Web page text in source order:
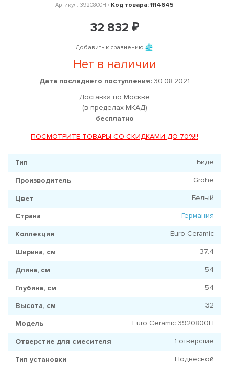
Артикул: 3920800H / Код товара: 1114645
32 832 ₽
Добавить к сравнению
Нет в наличии
Дата последнего поступления: 30.08.2021
Доставка по Москве
(в пределах МКАД)
бесплатно
ПОСМОТРИТЕ ТОВАРЫ СО СКИДКАМИ ДО 70%!!!
Тип Биде
Производитель Grohe
Цвет Белый
Страна Германия
Коллекция Euro Ceramic
Ширина, см 37.4
Длина, см 54
Глубина, см 54
Высота, см 32
Модель Euro Ceramic 3920800H
Отверстие для смесителя 1 отверстие
Тип установки Подвесной